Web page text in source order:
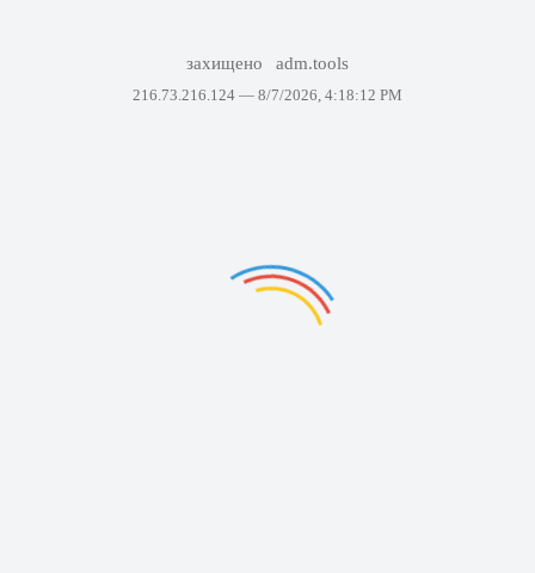
захищено adm.tools
216.73.216.124 — 8/7/2026, 4:18:12 PM